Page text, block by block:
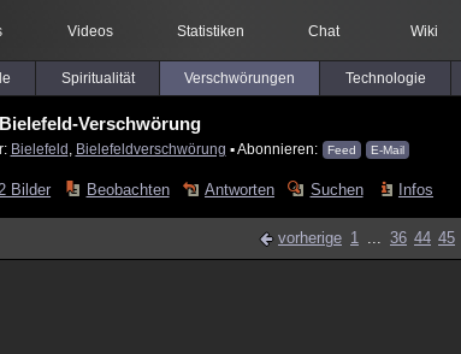
Videos Statistiken Chat Wiki
Spiritualität Verschwörungen Technologie
Bielefeld-Verschwörung
Bielefeld Bielefeldverschwörung ▪ Abonnieren: Feed E-Mail
Bilder Beobachten Antworten Suchen Infos
vorherige 1 ... 36 44 45